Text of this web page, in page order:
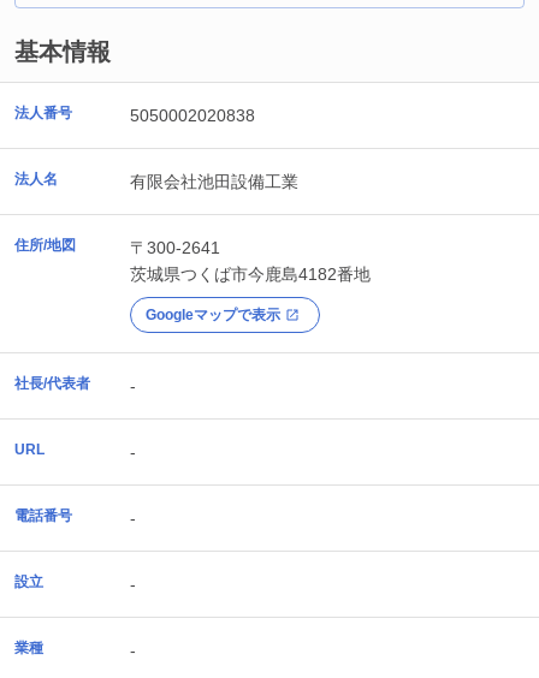
基本情報
法人番号 5050002020838
法人名 有限会社池田設備工業
住所/地図
〒300-2641
茨城県つくば市今鹿島4182番地
Googleマップで表示
社長/代表者 -
URL -
電話番号 -
設立 -
業種 -